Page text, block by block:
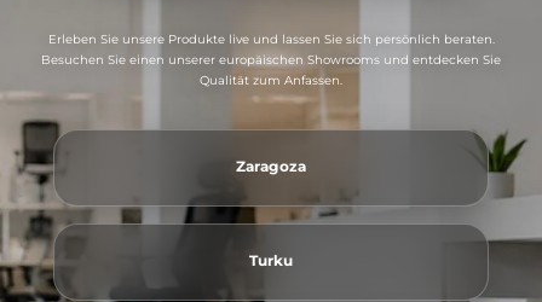
Erleben Sie unsere Produkte live und lassen Sie sich persönlich beraten.
Besuchen Sie einen unserer europäischen Showrooms und entdecken Sie
Qualität zum Anfassen.
Zaragoza
Turku